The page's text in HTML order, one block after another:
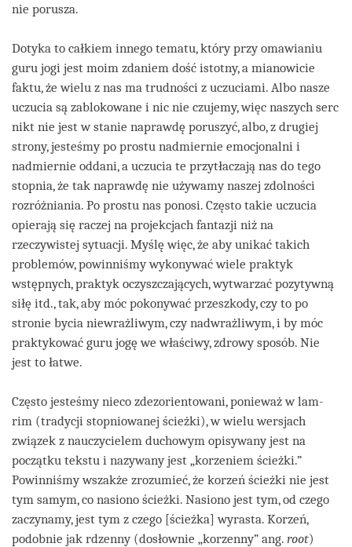
nie porusza.
Dotyka to całkiem innego tematu, który przy omawianiu
guru jogi jest moim zdaniem dość istotny, a mianowicie
faktu, że wielu z nas ma trudności z uczuciami. Albo nasze
uczucia są zablokowane i nic nie czujemy, więc naszych serc
nikt nie jest w stanie naprawdę poruszyć, albo, z drugiej
strony, jesteśmy po prostu nadmiernie emocjonalni i
nadmiernie oddani, a uczucia te przytłaczają nas do tego
stopnia, że tak naprawdę nie używamy naszej zdolności
rozróżniania. Po prostu nas ponosi. Często takie uczucia
opierają się raczej na projekcjach fantazji niż na
rzeczywistej sytuacji. Myślę więc, że aby unikać takich
problemów, powinniśmy wykonywać wiele praktyk
wstępnych, praktyk oczyszczających, wytwarzać pozytywną
siłę itd., tak, aby móc pokonywać przeszkody, czy to po
stronie bycia niewrażliwym, czy nadwrażliwym, i by móc
praktykować guru jogę we właściwy, zdrowy sposób. Nie
jest to łatwe.
Często jesteśmy nieco zdezorientowani, ponieważ w lam-
rim (tradycji stopniowanej ścieżki), w wielu wersjach
związek z nauczycielem duchowym opisywany jest na
początku tekstu i nazywany jest „korzeniem ścieżki.”
Powinniśmy wszakże zrozumieć, że korzeń ścieżki nie jest
tym samym, co nasiono ścieżki. Nasiono jest tym, od czego
zaczynamy, jest tym z czego [ścieżka] wyrasta. Korzeń,
podobnie jak rdzenny (dosłownie „korzenny” ang. root)